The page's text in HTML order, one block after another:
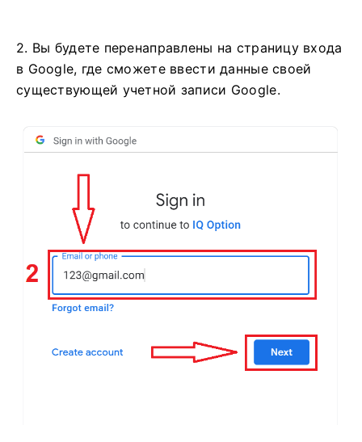
2. Вы будете перенаправлены на страницу входа
в Google, где сможете ввести данные своей
существующей учетной записи Google.